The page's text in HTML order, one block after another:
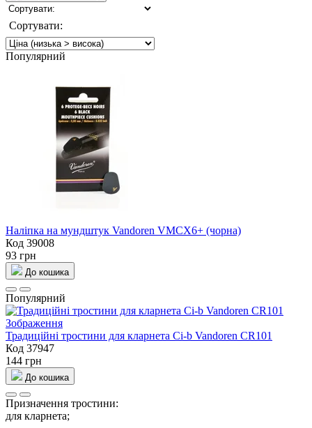
Сортувати:
Популярний
Налiпка на мундштук Vandoren VMCX6+ (чорна)
Код 39008
93 грн
До кошика
Популярний
Традицiйнi тростини для кларнета Сі-b Vandoren CR101
Код 37947
144 грн
До кошика
Призначення тростини:
для кларнета;